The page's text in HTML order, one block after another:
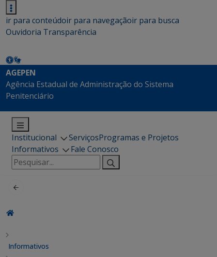
ir para conteúdoir para navegaçãoir para busca
Ouvidoria Transparência
AGEPEN
Agência Estadual de Administração do Sistema
Penitenciário
Institucional ServiçosProgramas e Projetos
Informativos
Fale Conosco
Pesquisar
por:
Informativos